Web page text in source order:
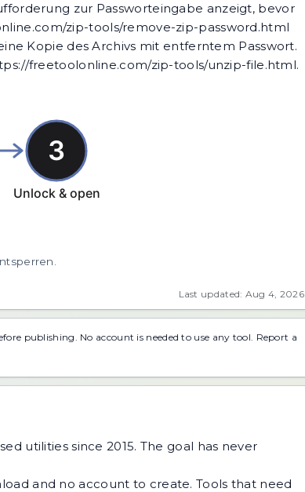
zur Passworteingabe anzeigt, bevor
zip-tools/remove-zip-password.html
Kopie des Archivs mit entferntem Passwort.
freetoolonline.com/zip-tools/unzip-file.html.
Last updated: Aug 4, 2026
publishing. No account is needed to use any tool. Report a
utilities since 2015. The goal has never
and no account to create. Tools that need